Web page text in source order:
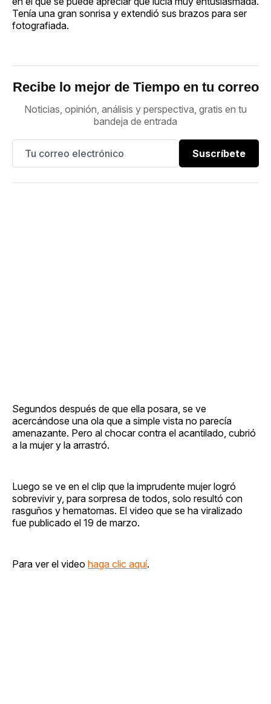
Tenía una gran sonrisa y extendió sus brazos para ser
fotografiada.
Recibe lo mejor de Tiempo en tu correo
Noticias, opinión, análisis y perspectiva, gratis en tu
bandeja de entrada
Suscríbete
Segundos después de que ella posara, se ve
acercándose una ola que a simple vista no parecía
amenazante. Pero al chocar contra el acantilado, cubrió
a la mujer y la arrastró.
Luego se ve en el clip que la imprudente mujer logró
sobrevivir y, para sorpresa de todos, solo resultó con
rasguños y hematomas. El video que se ha viralizado
fue publicado el 19 de marzo.
Para ver el video haga clic aquí.